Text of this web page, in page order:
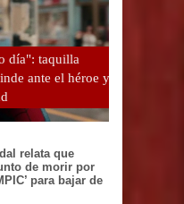
día": taquilla
ante el héroe y
relata que
de morir por
para bajar de